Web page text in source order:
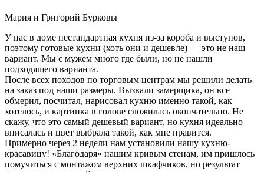
Мария и Григорий Бурковы
У нас в доме нестандартная кухня из-за короба и выступов,
поэтому готовые кухни (хоть они и дешевле) — это не наш
вариант. Мы с мужем много где были, но не нашли
подходящего варианта.
После всех походов по торговым центрам мы решили делать
на заказ под наши размеры. Вызвали замерщика, он все
обмерил, посчитал, нарисовал кухню именно такой, как
хотелось, и картинка в голове сложилась окончательно. Не
скажу, что это самый дешевый вариант, но кухня идеально
вписалась и цвет выбрала такой, как мне нравится.
Примерно через 2 недели нам установили нашу кухню-
красавицу! «Благодаря» нашим кривым стенам, им пришлось
помучиться с монтажом верхних шкафчиков, но результат